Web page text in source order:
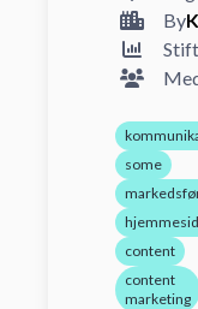
By
some
content
content
marketing